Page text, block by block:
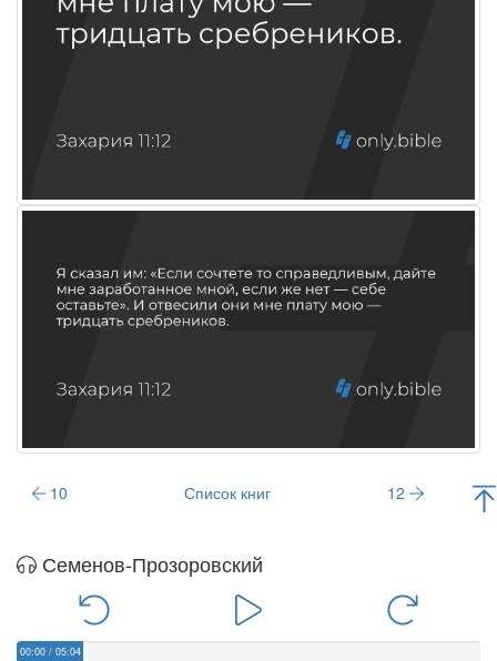
10 Список книг 12
Семенов-Прозоровский
00:00 / 05:04